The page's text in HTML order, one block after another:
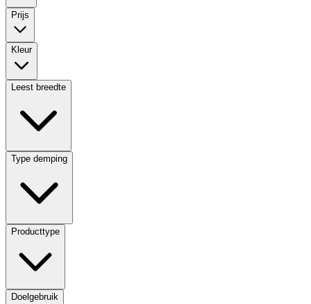
Prijs
Kleur
Leest breedte
Type demping
Producttype
Doelgebruik